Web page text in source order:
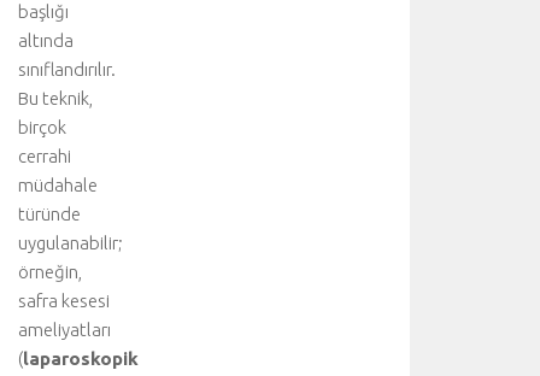
başlığı
altında
sınıflandırılır.
Bu teknik,
birçok
cerrahi
müdahale
türünde
uygulanabilir;
örneğin,
safra kesesi
ameliyatları
(laparoskopik